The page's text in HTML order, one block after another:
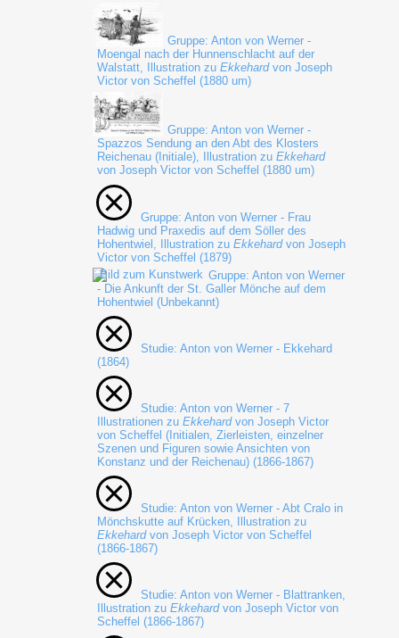
Gruppe: Anton von Werner -
Moengal nach der Hunnenschlacht auf der
Walstatt, Illustration zu Ekkehardvon Joseph
Victor von Scheffel (1880 um)
Gruppe: Anton von Werner -
Spazzos Sendung an den Abt des Klosters
Reichenau (Initiale), Illustration zu Ekkehard
von Joseph Victor von Scheffel (1880 um)
Gruppe: Anton von Werner - Frau
Hadwig und Praxedis auf dem Söller des
Hohentwiel, Illustration zu Ekkehardvon Joseph
Victor von Scheffel (1879)
Gruppe: Anton von Werner
- Die Ankunft der St. Galler Mönche auf dem
Hohentwiel (Unbekannt)
Studie: Anton von Werner - Ekkehard
(1864)
Studie: Anton von Werner - 7
Illustrationen zu Ekkehardvon Joseph Victor
von Scheffel (Initialen, Zierleisten, einzelner
Szenen und Figuren sowie Ansichten von
Konstanz und der Reichenau) (1866-1867)
Studie: Anton von Werner - Abt Cralo in
Mönchskutte auf Krücken, Illustration zu
Ekkehardvon Joseph Victor von Scheffel
(1866-1867)
Studie: Anton von Werner - Blattranken,
Illustration zu Ekkehardvon Joseph Victor von
Scheffel (1866-1867)